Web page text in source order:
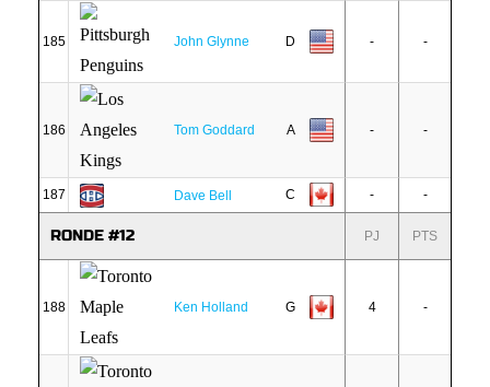
185 John Glynne D - -
186 Tom Goddard A - -
187 Dave Bell C - -
RONDE #12 PJ PTS
188 Ken Holland G 4 -